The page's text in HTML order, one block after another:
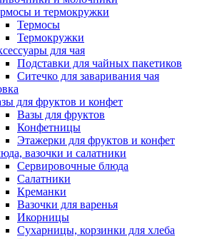
и термокружки
Термосы
Термокружки
для чая
Подставки для чайных пакетиков
Ситечко для заваривания чая
для фруктов и конфет
Вазы для фруктов
Конфетницы
Этажерки для фруктов и конфет
вазочки и салатники
Сервировочные блюда
Салатники
Креманки
Вазочки для варенья
Икорницы
Сухарницы, корзинки для хлеба